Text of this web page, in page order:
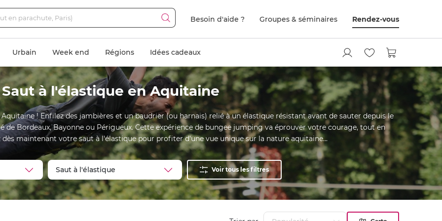
Besoin d'aide ? Groupes & séminaires Rendez-vous
Urbain Week end Régions Idées cadeaux
Saut à l'élastique en Aquitaine
! Enfilez des jambières et un baudrier (ou harnais) relié à un élastique résistant avant de sauter depuis le
de Bordeaux, Bayonne ou Périgueux. Cette expérience de bungee jumping va éprouver votre courage, tout en
dès maintenant votre saut à l'élastique pour profiter d'une vue unique sur la nature aquitaine...
Voir tous les filtres